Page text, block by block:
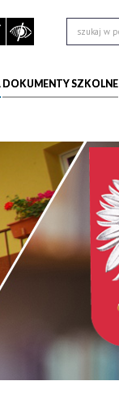
DOKUMENTY SZKOLNE